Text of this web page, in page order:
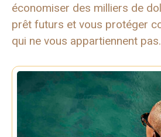
économiser des milliers de
prêt futurs et vous protéger
qui ne vous appartiennent pas.